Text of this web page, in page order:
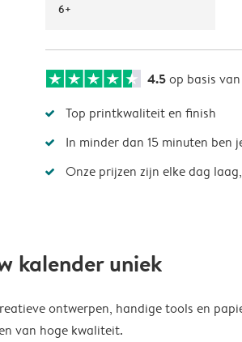
6+
4.5op basis van
Top printkwaliteit en finish
In minder dan 15 minuten ben
Onze prijzen zijn elke dag
kalender uniek
ontwerpen, handige tools en
van hoge kwaliteit.